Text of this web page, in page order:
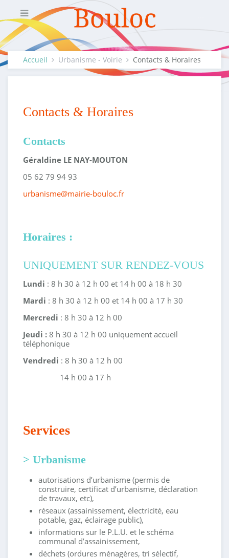
Accueil Urbanisme - Voirie Contacts & Horaires
Contacts & Horaires
Contacts
Géraldine LE NAY-MOUTON
05 62 79 94 93
urbanisme@mairie-bouloc.fr
Horaires :
UNIQUEMENT SUR RENDEZ-VOUS
Lundi : 8 h 30 à 12 h 00 et 14 h 00 à 18 h 30
Mardi : 8 h 30 à 12 h 00 et 14 h 00 à 17 h 30
Mercredi : 8 h 30 à 12 h 00
Jeudi : 8 h 30 à 12 h 00 uniquement accueil
téléphonique
Vendredi : 8 h 30 à 12 h 00
14 h 00 à 17 h
Services
> Urbanisme
autorisations d’urbanisme (permis de
construire, certificat d’urbanisme, déclaration
de travaux, etc),
réseaux (assainissement, électricité, eau
potable, gaz, éclairage public),
informations sur le P.L.U. et le schéma
communal d’assainissement,
déchets (ordures ménagères, tri sélectif,